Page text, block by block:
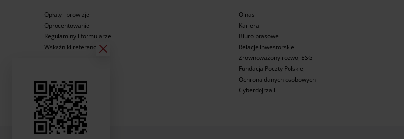
Opłaty i prowizje
Oprocentowanie
Regulaminy i formularze
Wskaźniki referencyjne
O nas
Kariera
Biuro prasowe
Relacje inwestorskie
Zrównoważony rozwój ESG
Fundacja Poczty Polskiej
Ochrona danych osobowych
Cyberdojrzali